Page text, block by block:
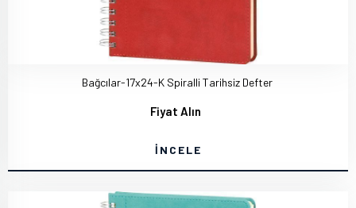
Bağcılar-17x24-K Spiralli Tarihsiz Defter
Fiyat Alın
İNCELE